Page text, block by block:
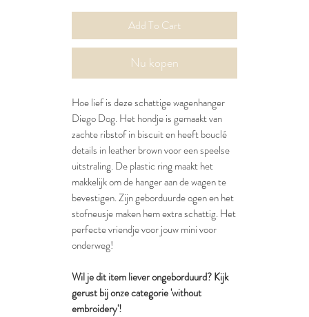
Add To Cart
Nu kopen
Hoe lief is deze schattige wagenhanger
Diego Dog. Het hondje is gemaakt van
zachte ribstof in biscuit en heeft bouclé
details in leather brown voor een speelse
uitstraling. De plastic ring maakt het
makkelijk om de hanger aan de wagen te
bevestigen. Zijn geborduurde ogen en het
stofneusje maken hem extra schattig. Het
perfecte vriendje voor jouw mini voor
onderweg!
Wil je dit item liever ongeborduurd? Kijk
gerust bij onze categorie 'without
embroidery'!